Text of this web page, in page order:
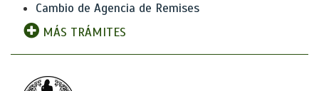
Cambio de Agencia de Remises
MÁS TRÁMITES